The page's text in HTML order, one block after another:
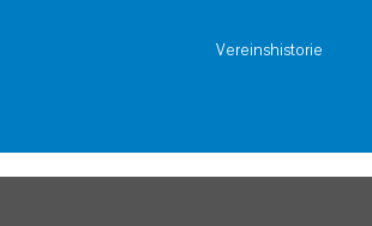
Vereinshistorie